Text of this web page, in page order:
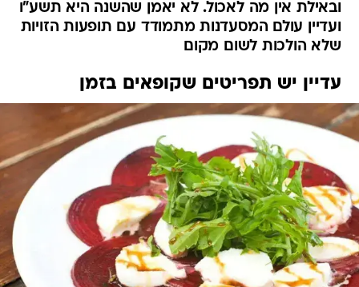
ובאילת אין מה לאכול. לא יאמן שהשנה היא תשע"ו
ועדיין עולם המסעדנות מתמודד עם תופעות הזויות
שלא הולכות לשום מקום
עדיין יש תפריטים שקופאים בזמן